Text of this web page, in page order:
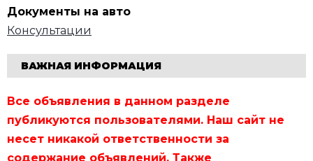
Документы на авто
Консультации
ВАЖНАЯ ИНФОРМАЦИЯ
Все объявления в данном разделе
публикуются пользователями. Наш сайт не
несет никакой ответственности за
содержание объявлений. Также